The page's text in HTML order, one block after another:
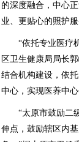
的深度融合，中心
业、更贴心的照护服
“依托专业医疗机
区卫生健康局局长
结合机构建设，依
中心，实现医养中
“太原市鼓励二级
伸点，鼓励辖区内